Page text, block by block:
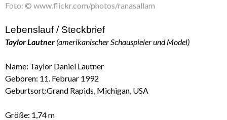
Foto: © www.flickr.com/photos/ranasallam
Lebenslauf / Steckbrief
Taylor Lautner (amerikanischer Schauspieler und Model)
Name: Taylor Daniel Lautner
Geboren: 11. Februar 1992
Geburtsort:Grand Rapids, Michigan, USA
Größe: 1,74 m